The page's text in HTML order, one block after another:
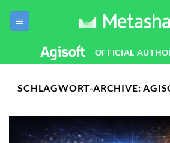
Inhalt
OFFICIAL
SCHLAGWORT-ARCHIVE: